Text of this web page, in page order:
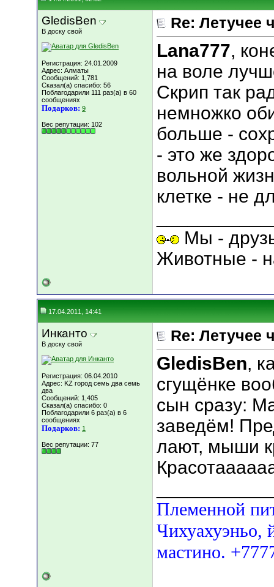
GledisBen
В доску свой
Регистрация: 24.01.2009
Адрес: Алматы
Сообщений: 1,781
Сказал(а) спасибо: 56
Поблагодарили 111 раз(а) в 60
сообщениях
Подарков: 9
Вес репутации: 102
Re: Летучее
Lana777,
на воле
Скрип так
немножко
больше -
- это же
вольной
клетке - не
Мы -
Животные -
17.04.2011, 14:41
Инканто
В доску свой
Регистрация: 06.04.2010
Адрес: KZ город семь два семь
два
Сообщений: 1,405
Сказал(а) спасибо: 0
Поблагодарили 6 раз(а) в 6
сообщениях
Подарков: 1
Вес репутации: 77
Re: Летучее
GledisBen,
сгущёнке
сын сразу:
заведём!
лают, мыши
Племенной
Чихуахуэньо,
мастино.